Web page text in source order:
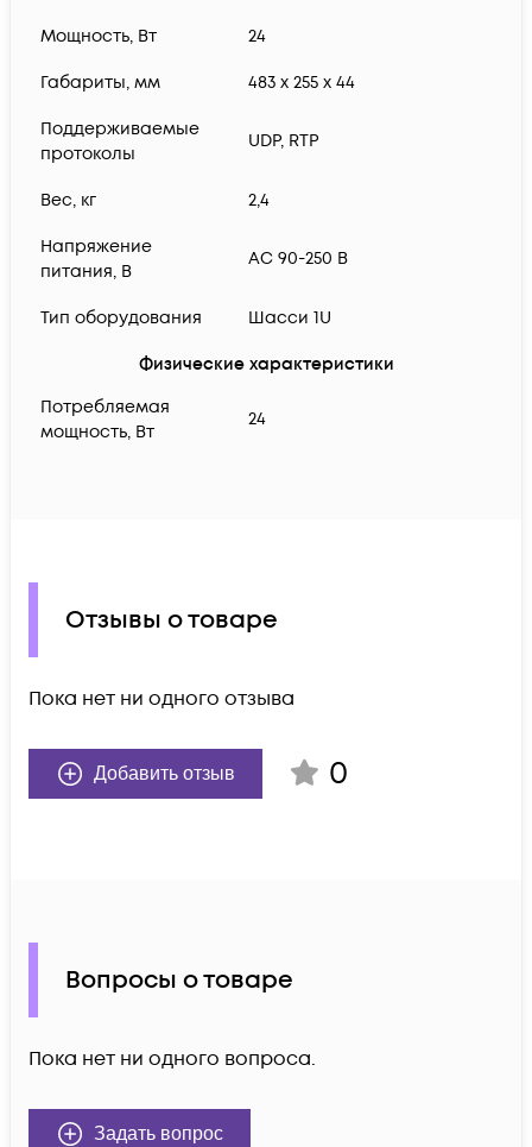
Мощность, Вт 24
Габариты, мм 483 х 255 х 44
Поддерживаемые
протоколы
UDP, RTP
Вес, кг 2,4
Напряжение
питания, В
AC 90-250 В
Тип оборудования Шасси 1U
Физические характеристики
Потребляемая
мощность, Вт
24
Отзывы о товаре
Пока нет ни одного отзыва
Добавить отзыв 0
Вопросы о товаре
Пока нет ни одного вопроса.
Задать вопрос